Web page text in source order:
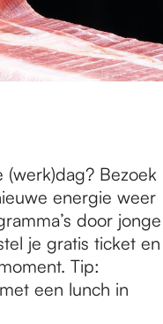
(werk)dag? Bezoek
energie weer
door jonge
je gratis ticket en
Tip:
een lunch in